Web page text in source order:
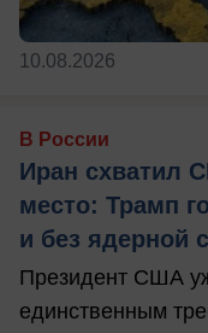
10.08.2026
В России
Иран схватил
место: Трамп
и без ядерной
Президент США
единственным